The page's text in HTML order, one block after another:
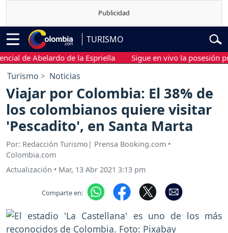
TURISMO
de Abelardo de la Espriella Sigue en vivo la posesión
Turismo Noticias
Viajar por Colombia: El 38% de
los colombianos quiere visitar
'Pescadito', en Santa Marta
Por: Redacción Turismo| Prensa Booking.com •
Colombia.com
Actualización • Mar, 13 Abr 2021 3:13 pm
Comparte en: